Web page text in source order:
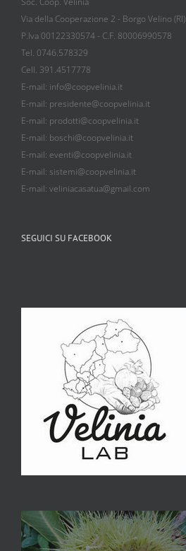
Via della Cooperazione 2 - Borgo Velino (RI)
P.Iva 00122330574 - C.F. 80006990578
Tel. 0746.578329
Cell. 391.4517778
E-mail: info@coopvelinia.it
E-mail: presidente@coopvelinia.it
E-mail: prodotti@coopvelinia.it
E-mail: boschi@coopvelinia.it
E-mail: eventi@coopvelinia.it
E-mail: sistemi@coopvelinia.it
E-mail: veliniacasatua@gmail.com
SEGUICI SU FACEBOOK